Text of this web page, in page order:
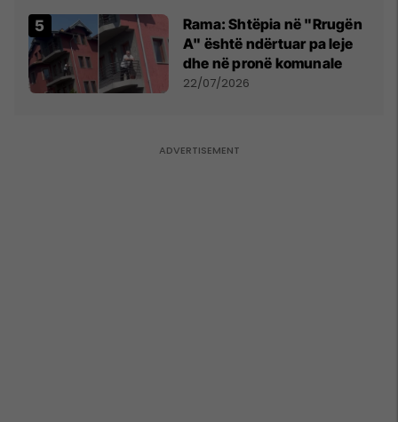
Rama: Shtëpia në "Rrugën
A" është ndërtuar pa leje
dhe në pronë komunale
22/07/2026